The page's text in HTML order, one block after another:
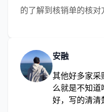
的了解到核销单的核对
安融
其他好多家采
么就是不知
好，写的清清